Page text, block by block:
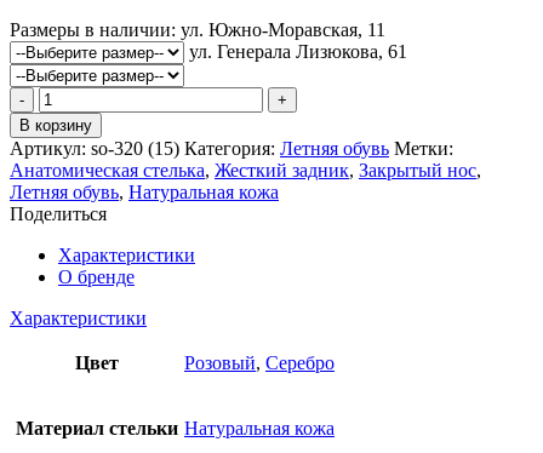
Размеры в наличии: ул. Южно-Моравская, 11
ул. Генерала Лизюкова, 61
Количество
товара
Сандалии
Bottilini
В корзину
Артикул: so-320 (15) Категория: Летняя обувь Метки:
Анатомическая стелька, Жесткий задник, Закрытый нос,
Летняя обувь, Натуральная кожа
Поделиться
Характеристики
О бренде
Характеристики
Цвет Розовый, Серебро
Материал стельки Натуральная кожа